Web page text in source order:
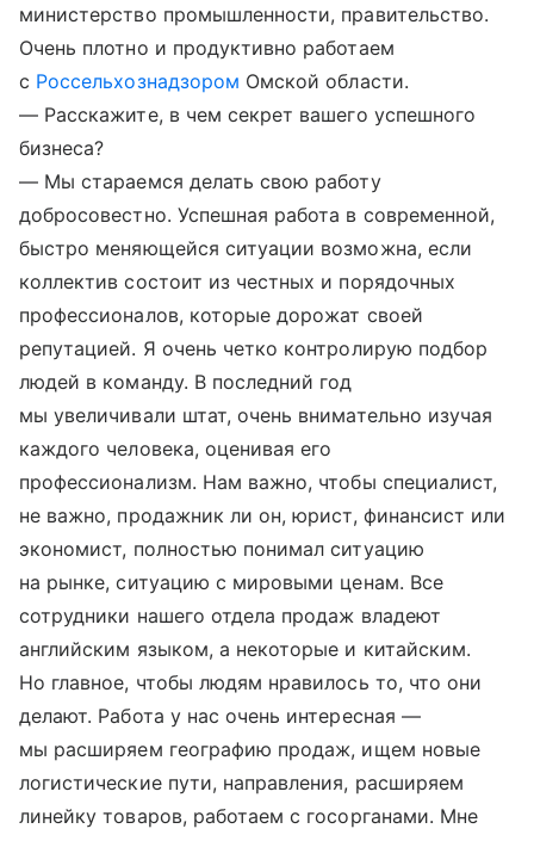
министерство промышленности, правительство.
Очень плотно и продуктивно работаем
с Россельхознадзором Омской области.
— Расскажите, в чем секрет вашего успешного
бизнеса?
— Мы стараемся делать свою работу
добросовестно. Успешная работа в современной,
быстро меняющейся ситуации возможна, если
коллектив состоит из честных и порядочных
профессионалов, которые дорожат своей
репутацией. Я очень четко контролирую подбор
людей в команду. В последний год
мы увеличивали штат, очень внимательно изучая
каждого человека, оценивая его
профессионализм. Нам важно, чтобы специалист,
не важно, продажник ли он, юрист, финансист или
экономист, полностью понимал ситуацию
на рынке, ситуацию с мировыми ценам. Все
сотрудники нашего отдела продаж владеют
английским языком, а некоторые и китайским.
Но главное, чтобы людям нравилось то, что они
делают. Работа у нас очень интересная —
мы расширяем географию продаж, ищем новые
логистические пути, направления, расширяем
линейку товаров, работаем с госорганами. Мне